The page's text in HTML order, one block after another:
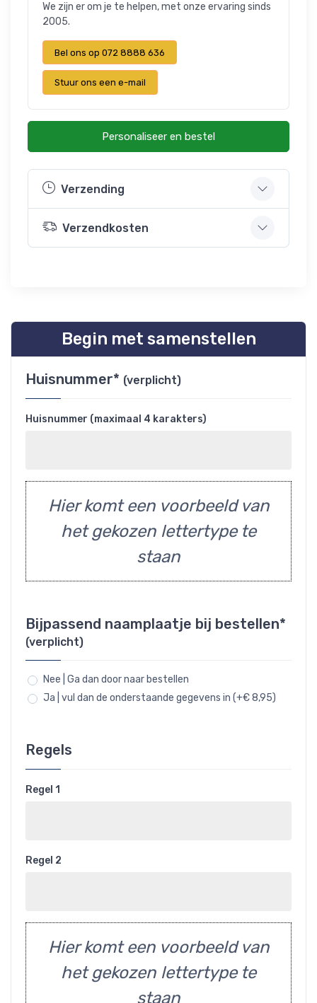
We zijn er om je te helpen, met onze ervaring sinds
2005.
Bel ons op 072 8888 636
Stuur ons een e-mail
Personaliseer en bestel
Verzending
Verzendkosten
Begin met samenstellen
Huisnummer* (verplicht)
Huisnummer (maximaal 4 karakters)
Hier komt een voorbeeld van
het gekozen lettertype te
staan
Bijpassend naamplaatje bij bestellen*
(verplicht)
Nee | Ga dan door naar bestellen
Ja | vul dan de onderstaande gegevens in (+€ 8,95)
Regels
Regel 1
Regel 2
Hier komt een voorbeeld van
het gekozen lettertype te
staan